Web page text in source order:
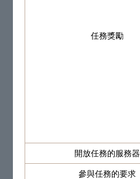
任務獎勵
開放任務的服務器
參與任務的要求